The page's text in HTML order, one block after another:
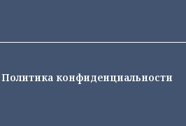
Политика конфиденциальности